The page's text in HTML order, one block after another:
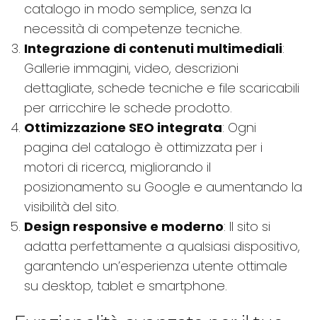
catalogo in modo semplice, senza la
necessità di competenze tecniche.
Integrazione di contenuti multimediali:
Gallerie immagini, video, descrizioni
dettagliate, schede tecniche e file scaricabili
per arricchire le schede prodotto.
Ottimizzazione SEO integrata: Ogni
pagina del catalogo è ottimizzata per i
motori di ricerca, migliorando il
posizionamento su Google e aumentando la
visibilità del sito.
Design responsive e moderno: Il sito si
adatta perfettamente a qualsiasi dispositivo,
garantendo un’esperienza utente ottimale
su desktop, tablet e smartphone.